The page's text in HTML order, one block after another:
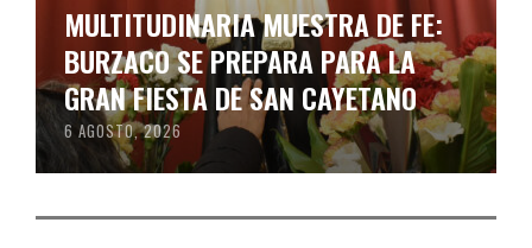
MULTITUDINARIA MUESTRA DE FE:
BURZACO SE PREPARA PARA LA
GRAN FIESTA DE SAN CAYETANO
6 AGOSTO, 2026